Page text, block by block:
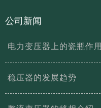
公司新闻
电力变压器上的瓷瓶作用
稳压器的发展趋势